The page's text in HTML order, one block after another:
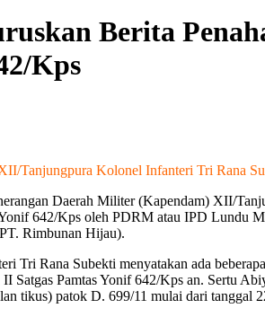
Berita
Kps
Tanjungpura Kolonel Infanteri Tri Rana
Daerah Militer (Kapendam) XII/
642/Kps oleh PDRM atau IPD Lundu
Rimbunan Hijau).
Rana Subekti menyatakan ada
Satgas Pamtas Yonif 642/Kps an. Sertu
tikus) patok D. 699/11 mulai dari tanggal